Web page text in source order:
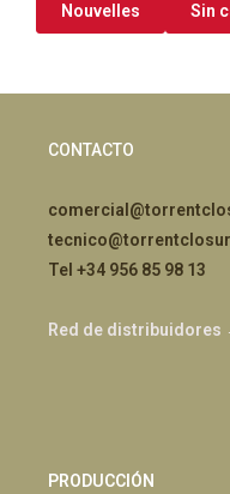
Nouvelles Sin
CONTACTO
Tel +34 956 85 98 13
Red de distribuidores
PRODUCCIÓN